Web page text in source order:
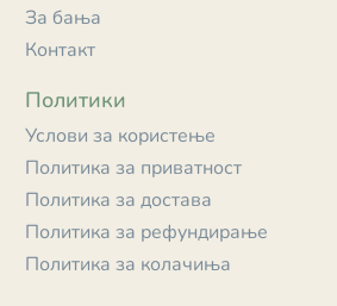
За бања
Контакт
Политики
Услови за користење
Политика за приватност
Политика за достава
Политика за рефундирање
Политика за колачиња